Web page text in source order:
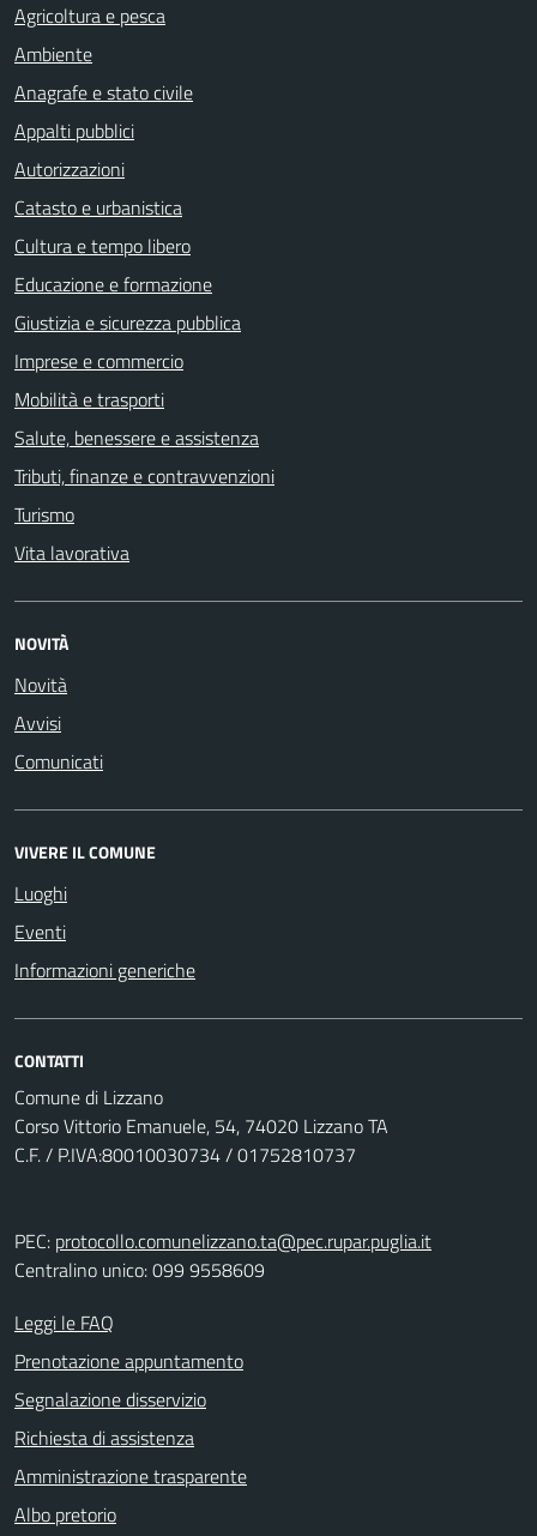
Agricoltura e pesca
Ambiente
Anagrafe e stato civile
Appalti pubblici
Autorizzazioni
Catasto e urbanistica
Cultura e tempo libero
Educazione e formazione
Giustizia e sicurezza pubblica
Imprese e commercio
Mobilità e trasporti
Salute, benessere e assistenza
Tributi, finanze e contravvenzioni
Turismo
Vita lavorativa
NOVITÀ
Novità
Avvisi
Comunicati
VIVERE IL COMUNE
Luoghi
Eventi
Informazioni generiche
CONTATTI
Comune di Lizzano
Corso Vittorio Emanuele, 54, 74020 Lizzano TA
C.F. / P.IVA:80010030734 / 01752810737
PEC: protocollo.comunelizzano.ta@pec.rupar.puglia.it
Centralino unico: 099 9558609
Leggi le FAQ
Prenotazione appuntamento
Segnalazione disservizio
Richiesta di assistenza
Amministrazione trasparente
Albo pretorio